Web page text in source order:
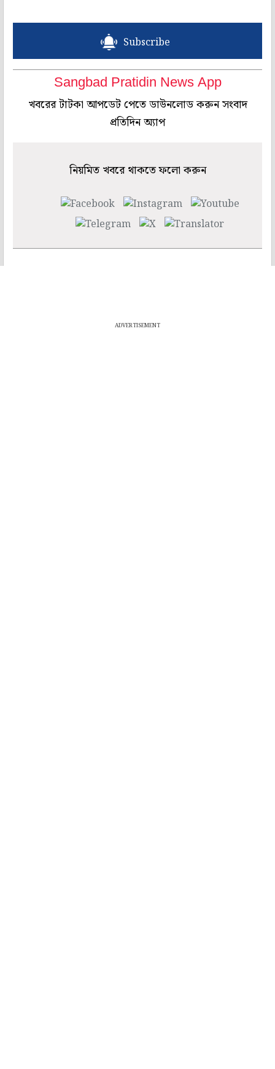
Subscribe
Sangbad Pratidin News App
খবরের টাটকা আপডেট পেতে ডাউনলোড করুন সংবাদ
প্রতিদিন অ্যাপ
নিয়মিত খবরে থাকতে ফলো করুন
ADVERTISEMENT